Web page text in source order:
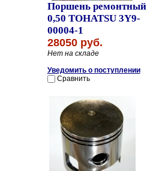
Поршень ремонтный
0,50 TOHATSU 3Y9-
00004-1
28050 руб.
Нет на складе
Уведомить о поступлении
Сравнить